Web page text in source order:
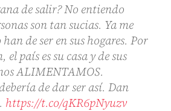
de salir? No entiendo
son tan sucias. Ya me
de ser en sus hogares. Por
país es su casa y de sus
ALIMENTAMOS.
de dar ser así. Dan
https://t.co/qKR6pNyuzv